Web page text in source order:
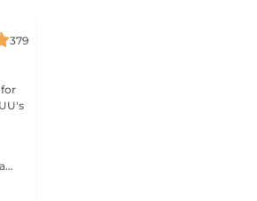
379
for
Cupping therapy is an ancient healing technique that uses special cups to create gentle suction on the skin. This suction promotes blood flow, relieves muscle tension, reduces inflammation, and supports deep relaxation. The treatment can help release toxins, improve circulation, and ease chronic pain or stiffness. *Please note that cupping therapy could just be added to a massage service with includes back massage.